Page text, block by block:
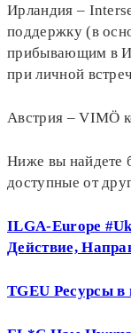
Ирландия –
поддержку (в
прибывающим в
при личной
Австрия – VIMÖ
Ниже вы найдете
доступные от
ILGA-Europe
Действие,
TGEU Ресурсы